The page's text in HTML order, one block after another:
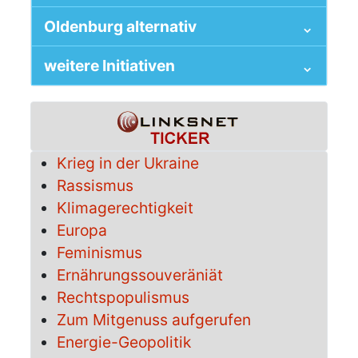
Oldenburg alternativ
weitere Initiativen
Krieg in der Ukraine
Rassismus
Klimagerechtigkeit
Europa
Feminismus
Ernährungssouveräniät
Rechtspopulismus
Zum Mitgenuss aufgerufen
Energie-Geopolitik